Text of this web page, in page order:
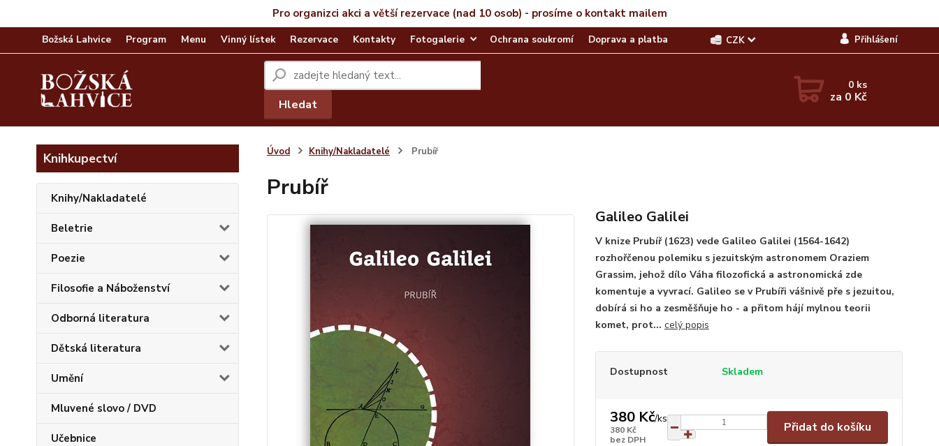
Pro organizci akci a větší rezervace (nad 10 osob) - prosíme o kontakt mailem
Božská Lahvice Program Menu Vinný lístek Rezervace Kontakty Fotogalerie Ochrana soukromí Doprava a platba CZK Přihlášení
Hledat
0 ks
za 0 Kč
Knihkupectví
Knihy/Nakladatelé
Beletrie
Poezie
Filosofie a Náboženství
Odborná literatura
Dětská literatura
Umění
Mluvené slovo / DVD
Učebnice
Úvod Knihy/Nakladatelé Prubíř
Prubíř
Galileo Galilei
V knize Prubíř (1623) vede Galileo Galilei (1564-1642)
rozhořčenou polemiku s jezuitským astronomem Oraziem
Grassim, jehož dílo Váha filozofická a astronomická zde
komentuje a vyvrací. Galileo se v Prubíři vášnivě pře s jezuitou,
dobírá si ho a zesměšňuje ho - a přitom hájí mylnou teorii
komet, prot... celý popis
Dostupnost Skladem
380 Kč/ks
380 Kč
bez DPH
Přidat do košíku